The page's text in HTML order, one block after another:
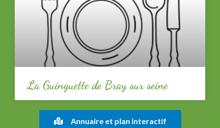
La Guinguette de Bray sur seine
Annuaire et plan interactif